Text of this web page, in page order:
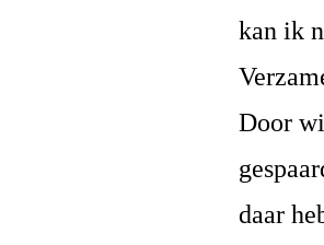
kan ik
Door
daar